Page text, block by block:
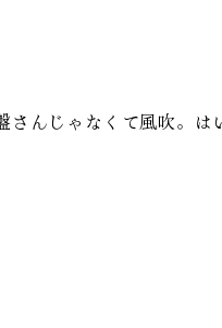
んじゃなくて風吹。は